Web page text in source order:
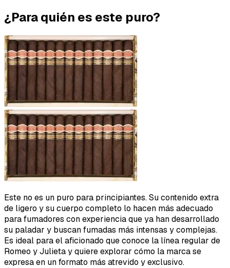
¿Para quién es este puro?
Este no es un puro para principiantes. Su contenido extra
de ligero y su cuerpo completo lo hacen más adecuado
para fumadores con experiencia que ya han desarrollado
su paladar y buscan fumadas más intensas y complejas.
Es ideal para el aficionado que conoce la línea regular de
Romeo y Julieta y quiere explorar cómo la marca se
expresa en un formato más atrevido y exclusivo.